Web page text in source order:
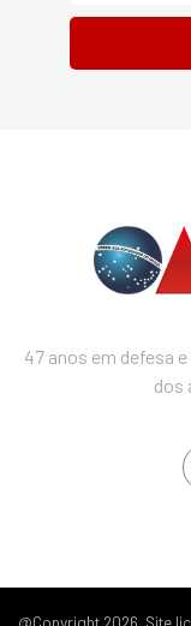
47 anos em defesa
dos